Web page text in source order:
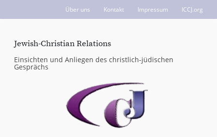
Über uns Kontakt Impressum ICCJ.org
Jewish-Christian Relations
Einsichten und Anliegen des christlich-jüdischen
Gesprächs